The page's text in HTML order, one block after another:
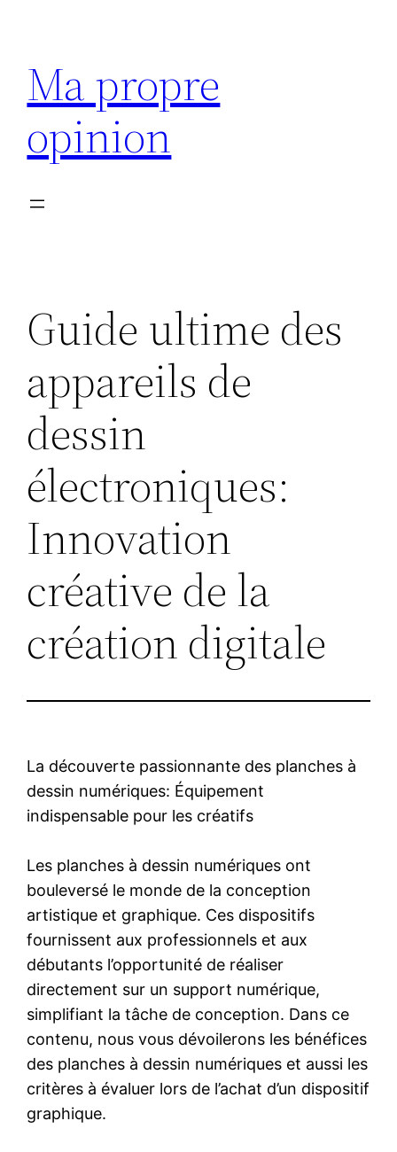
contenu
Ma propre
opinion
Guide ultime des
appareils de
dessin
électroniques:
Innovation
créative de la
création digitale
La découverte passionnante des planches à
dessin numériques: Équipement
indispensable pour les créatifs
Les planches à dessin numériques ont
bouleversé le monde de la conception
artistique et graphique. Ces dispositifs
fournissent aux professionnels et aux
débutants l’opportunité de réaliser
directement sur un support numérique,
simplifiant la tâche de conception. Dans ce
contenu, nous vous dévoilerons les bénéfices
des planches à dessin numériques et aussi les
critères à évaluer lors de l’achat d’un dispositif
graphique.